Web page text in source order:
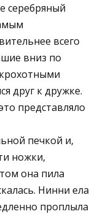
серебряный
всего
вниз по
друг к дружке.
представляло
печкой и,
ножки,
она пила
Нинни ела
проплыла